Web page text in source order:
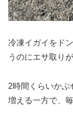
冷凍イガイをド
うのにエサ取り
2時間くらいかぶ
増える一方で、